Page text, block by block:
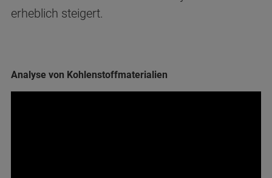
erheblich steigert.
Analyse von Kohlenstoffmaterialien